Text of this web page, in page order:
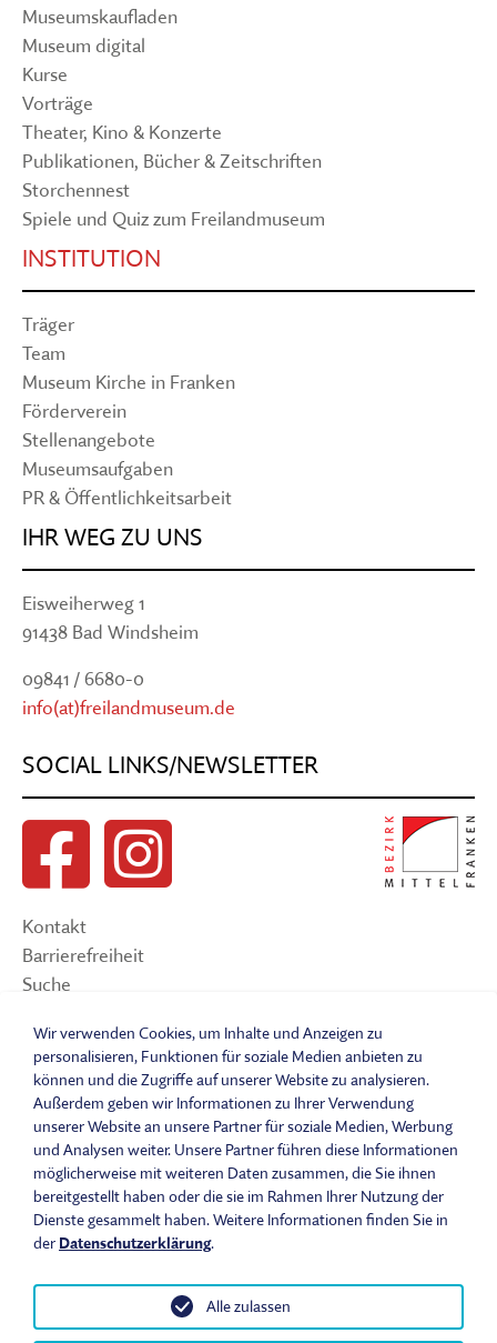
Museumskaufladen
Museum digital
Kurse
Vorträge
Theater, Kino & Konzerte
Publikationen, Bücher & Zeitschriften
Storchennest
Spiele und Quiz zum Freilandmuseum
INSTITUTION
Träger
Team
Museum Kirche in Franken
Förderverein
Stellenangebote
Museumsaufgaben
PR & Öffentlichkeitsarbeit
IHR WEG ZU UNS
Eisweiherweg 1
91438 Bad Windsheim
09841 / 6680-0
info(at)freilandmuseum.de
SOCIAL LINKS/NEWSLETTER
Kontakt
Barrierefreiheit
Suche
Impressum
Datenschutzerklärung
Barrierefreiheitserklärung
Leichte Sprache
Widerrufsbelehrung
Vertrag widerrufen
AGB
Benutzungsordnung
Wir verwenden Cookies, um Inhalte und Anzeigen zu
personalisieren, Funktionen für soziale Medien anbieten zu
können und die Zugriffe auf unserer Website zu analysieren.
Außerdem geben wir Informationen zu Ihrer Verwendung
unserer Website an unsere Partner für soziale Medien, Werbung
und Analysen weiter. Unsere Partner führen diese Informationen
möglicherweise mit weiteren Daten zusammen, die Sie ihnen
bereitgestellt haben oder die sie im Rahmen Ihrer Nutzung der
Dienste gesammelt haben. Weitere Informationen finden Sie in
der Datenschutzerklärung.
Alle zulassen